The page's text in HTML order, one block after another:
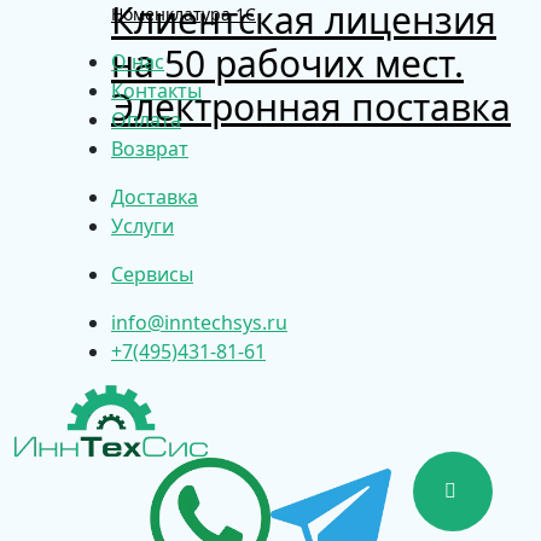
Клиентская лицензия
на 50 рабочих мест.
Электронная поставка
Номенклатура 1С
О нас
Контакты
Оплата
Возврат
Доставка
Услуги
Сервисы
info@inntechsys.ru
+7(495)431-81-61